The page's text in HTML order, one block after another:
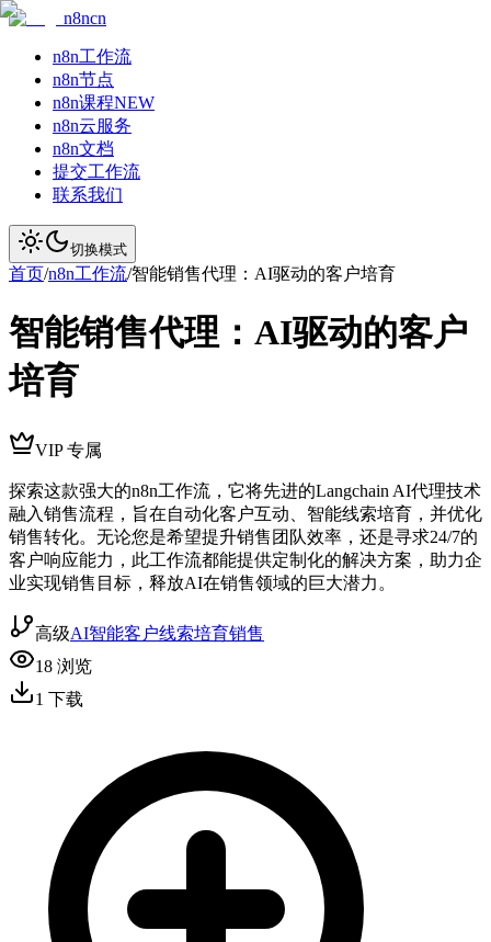
n8ncn
n8n工作流
n8n节点
n8n课程NEW
n8n云服务
n8n文档
提交工作流
联系我们
切换模式
首页/n8n工作流/智能销售代理：AI驱动的客户培育
智能销售代理：AI驱动的客户
培育
VIP 专属
探索这款强大的n8n工作流，它将先进的Langchain AI代理技术
融入销售流程，旨在自动化客户互动、智能线索培育，并优化
销售转化。无论您是希望提升销售团队效率，还是寻求24/7的
客户响应能力，此工作流都能提供定制化的解决方案，助力企
业实现销售目标，释放AI在销售领域的巨大潜力。
高级AI智能客户线索培育销售
18 浏览
1 下载